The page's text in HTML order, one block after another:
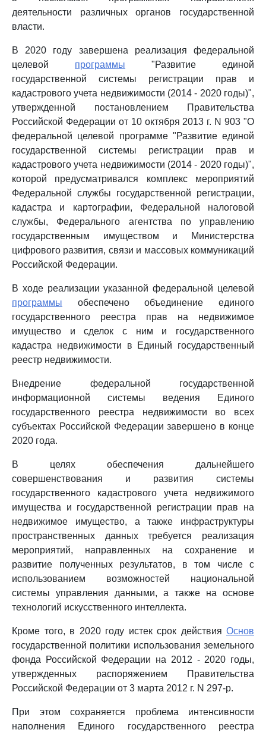
деятельности различных органов государственной
власти.
В 2020 году завершена реализация федеральной
целевой программы "Развитие единой
государственной системы регистрации прав и
кадастрового учета недвижимости (2014 - 2020 годы)",
утвержденной постановлением Правительства
Российской Федерации от 10 октября 2013 г. N 903 "О
федеральной целевой программе "Развитие единой
государственной системы регистрации прав и
кадастрового учета недвижимости (2014 - 2020 годы)",
которой предусматривался комплекс мероприятий
Федеральной службы государственной регистрации,
кадастра и картографии, Федеральной налоговой
службы, Федерального агентства по управлению
государственным имуществом и Министерства
цифрового развития, связи и массовых коммуникаций
Российской Федерации.
В ходе реализации указанной федеральной целевой
программы обеспечено объединение единого
государственного реестра прав на недвижимое
имущество и сделок с ним и государственного
кадастра недвижимости в Единый государственный
реестр недвижимости.
Внедрение федеральной государственной
информационной системы ведения Единого
государственного реестра недвижимости во всех
субъектах Российской Федерации завершено в конце
2020 года.
В целях обеспечения дальнейшего
совершенствования и развития системы
государственного кадастрового учета недвижимого
имущества и государственной регистрации прав на
недвижимое имущество, а также инфраструктуры
пространственных данных требуется реализация
мероприятий, направленных на сохранение и
развитие полученных результатов, в том числе с
использованием возможностей национальной
системы управления данными, а также на основе
технологий искусственного интеллекта.
Кроме того, в 2020 году истек срок действия Основ
государственной политики использования земельного
фонда Российской Федерации на 2012 - 2020 годы,
утвержденных распоряжением Правительства
Российской Федерации от 3 марта 2012 г. N 297-р.
При этом сохраняется проблема интенсивности
наполнения Единого государственного реестра